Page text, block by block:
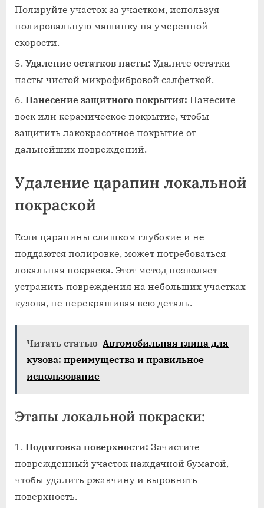
Полируйте участок за участком‚ используя
полировальную машинку на умеренной
скорости.
Удаление остатков пасты: Удалите остатки
пасты чистой микрофибровой салфеткой.
Нанесение защитного покрытия: Нанесите
воск или керамическое покрытие‚ чтобы
защитить лакокрасочное покрытие от
дальнейших повреждений.
Удаление царапин локальной
покраской
Если царапины слишком глубокие и не
поддаются полировке‚ может потребоваться
локальная покраска. Этот метод позволяет
устранить повреждения на небольших участках
кузова‚ не перекрашивая всю деталь.
Читать статью Автомобильная глина для
кузова: преимущества и правильное
использование
Этапы локальной покраски:
Подготовка поверхности: Зачистите
поврежденный участок наждачной бумагой‚
чтобы удалить ржавчину и выровнять
поверхность.